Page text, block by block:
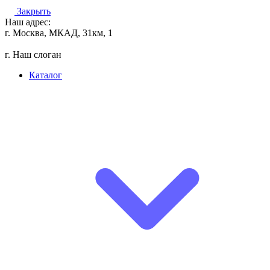
Закрыть
Наш адрес:
г. Москва, МКАД, 31км, 1
г. Наш слоган
Каталог